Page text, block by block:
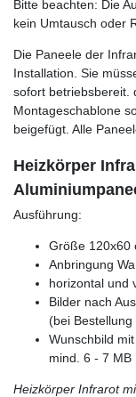
Bitte beachten: Die
kein Umtausch oder
Die Paneele der
Installation. Sie
sofort betriebsbereit.
Montageschablone
beigefügt. Alle
Heizkörper
Ausführung:
Größe 120x60
Anbringung
horizontal und
Bilder nach
(bei
Wunschbild
mind. 6 - 7 MB
Heizkörper Infrarot